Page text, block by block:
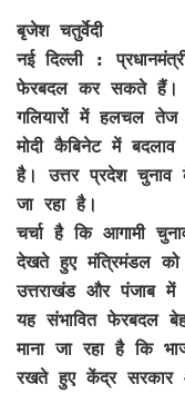
बृजेश चतुर्वेदी
नई दिल्ली :
फेरबदल कर सकते हैं।
गलियारों में हलचल तेज
मोदी कैबिनेट में
है। उत्तर प्रदेश चुनाव
जा रहा है।
चर्चा है कि आगामी
देखते हुए मंत्रिमंडल
उत्तराखंड और पंजाब में
यह संभावित फेरबदल
माना जा रहा है कि
रखते हुए केंद्र सरकार